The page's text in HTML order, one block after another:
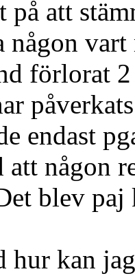
på att
vart
förlorat
endast
någon
blev
hur kan